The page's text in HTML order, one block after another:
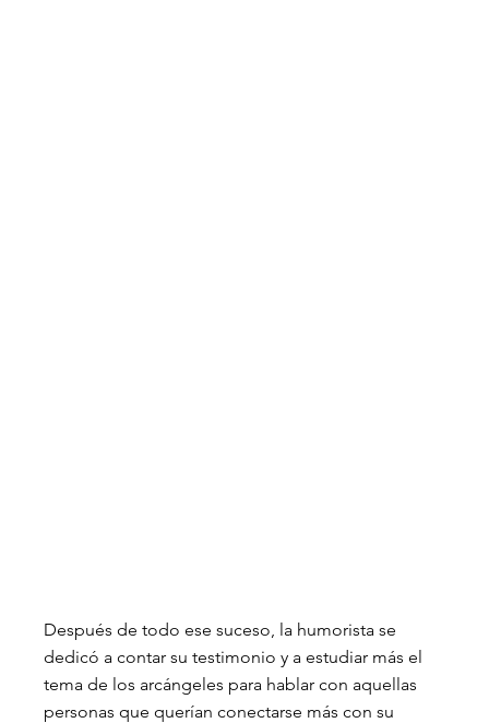
Después de todo ese suceso, la humorista se
dedicó a contar su testimonio y a estudiar más el
tema de los arcángeles para hablar con aquellas
personas que querían conectarse más con su